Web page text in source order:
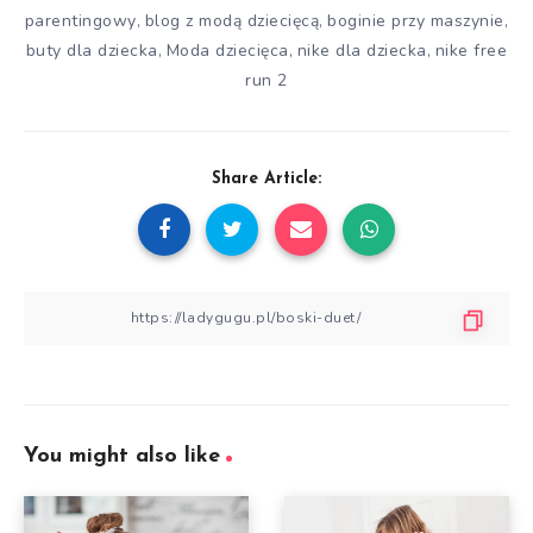
parentingowy, blog z modą dziecięcą,boginie przy maszynie,
buty dla dziecka, Moda dziecięca, nike dla dziecka, nike free
run 2
Share Article:
You might also like